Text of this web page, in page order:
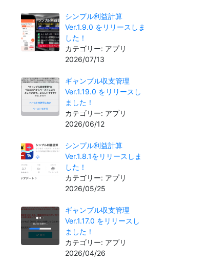
シンプル利益計算
Ver.1.9.0 をリリースしま
した！
カテゴリー: アプリ
2026/07/13
ギャンブル収支管理
Ver.1.19.0 をリリースし
ました！
カテゴリー: アプリ
2026/06/12
シンプル利益計算
Ver.1.8.1をリリースしま
した！
カテゴリー: アプリ
2026/05/25
ギャンブル収支管理
Ver.1.17.0 をリリースし
ました！
カテゴリー: アプリ
2026/04/26